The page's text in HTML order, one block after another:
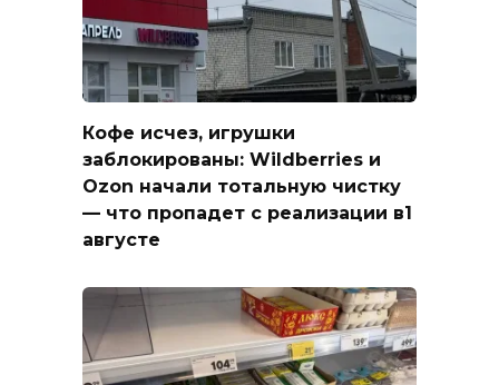
Кофе исчез, игрушки
заблокированы: Wildberries и
Ozon начали тотальную чистку
— что пропадет с реализации в1
августе